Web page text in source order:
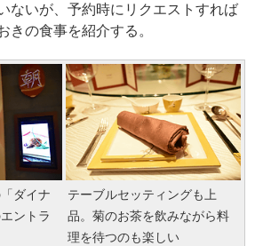
ないが、予約時にリクエストすれば
きの食事を紹介する。
ダイナ
ントラ
テーブルセッティングも上
品。菊のお茶を飲みながら料
理を待つのも楽しい